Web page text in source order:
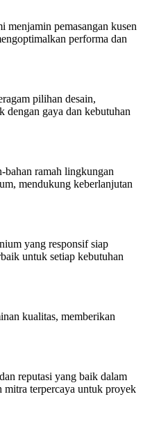
menjamin pemasangan kusen
performa dan
pilihan desain,
dengan gaya dan kebutuhan
bahan ramah lingkungan
mendukung keberlanjutan
yang responsif siap
untuk setiap kebutuhan
kualitas, memberikan
reputasi yang baik dalam
terpercaya untuk proyek